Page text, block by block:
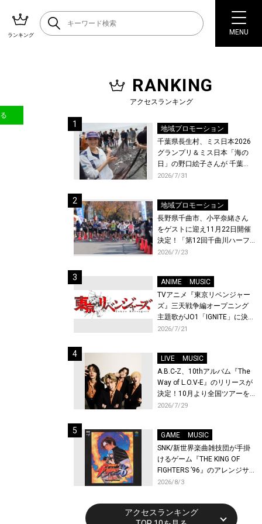
ランキング MENU
RANKING
アクセスランキング
地域プロモーション
千葉県長生村、ミス日本2026
グランプリ＆ミス日本「海の
日」の野口絵子さんが 千葉県
唯一の村・長生村で地引網を
2026/7/31
地域プロモーション
長野県千曲市、小平奈緒さん
をゲストに迎え11月22日開催
決定！「第12回千曲川ハーフ
マラソン」エントリー受付開
2026/7/23
ANIME
MUSIC
TVアニメ『東京リベンジャー
ズ』三天戦争編オープニング
主題歌がJO1「IGNITE」に決
定！メンバー全員から喜びと
先行上映会を開催！
2026/7/21
LIVE
MUSIC
A.B.C-Z、10thアルバム『The
Way of L.O.V-E』のリリースが
決定！10月より全国ツアーを
開催！
2026/7/29
GAME
MUSIC
SNK/新世界楽曲雑技団が手掛
けるゲーム『THE KING OF
FIGHTERS ’96』のアレンジサ
ウンドトラックが配信開始！
2026/8/3
アクセスランキング